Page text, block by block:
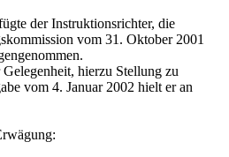
der Instruktionsrichter, die
vom 31. Oktober 2001
hierzu Stellung zu
vom 4. Januar 2002 hielt er an